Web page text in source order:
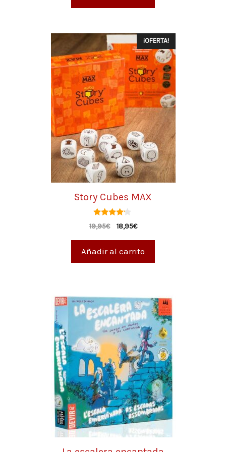
¡OFERTA!
Story Cubes MAX
4.00
de 5
19,95€ 18,95€
Añadir al carrito